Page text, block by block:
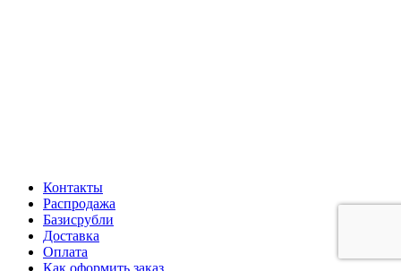
Контакты
Распродажа
Базисрубли
Доставка
Оплата
Как оформить заказ